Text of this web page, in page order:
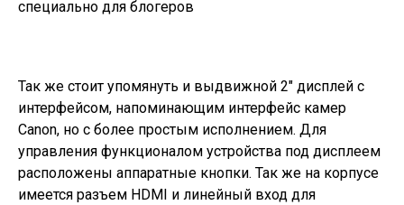
Так же стоит упомянуть и выдвижной 2″ дисплей с
интерфейсом, напоминающим интерфейс камер
Canon, но с более простым исполнением. Для
управления функционалом устройства под дисплеем
расположены аппаратные кнопки. Так же на корпусе
имеется разъем HDMI и линейный вход для